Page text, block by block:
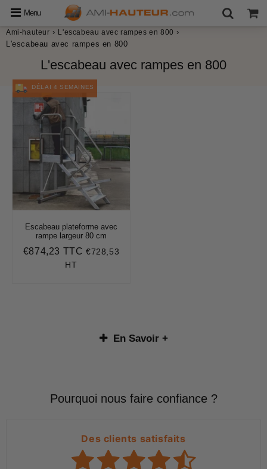
Menu
Ami-hauteur › L'escabeau avec rampes en 800 ›
L'escabeau avec rampes en 800
L'escabeau avec rampes en 800
DÉLAI 4 SEMAINES
Escabeau plateforme avec
rampe largeur 80 cm
Prix
€874,23 TTC €874,23
€728,53
HT
En Savoir +
Pourquoi nous faire confiance ?
Des clients satisfaits